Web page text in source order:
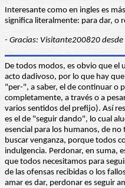
Interesante como en ingles es
significa literalmente: para dar, o
- Gracias: Visitante200820
De todos modos, es obvio que el
acto dadivoso, por lo que hay
"per-", a saber, el de continuar o
completamente, a través o a
varios sentidos del prefijo). Así
es el de "seguir dando", lo cual
esencial para los humanos, de
buscar venganza, porque todos
indulgencia. Perdonar, en suma,
que todos necesitamos para
de las ofensas recibidas o los
amar es dar, perdonar es seguir